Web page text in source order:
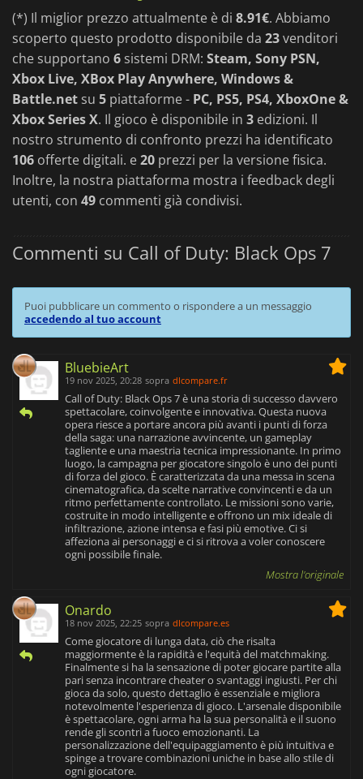
(*) Il miglior prezzo attualmente è di 8.91€. Abbiamo
scoperto questo prodotto disponibile da 23venditori
che supportano 6 sistemi DRM: Steam, Sony PSN,
Xbox Live, XBox Play Anywhere, Windows &
Battle.net su 5 piattaforme - PC, PS5, PS4, XboxOne &
Xbox Series X. Il gioco è disponibile in 3 edizioni. Il
nostro strumento di confronto prezzi ha identificato
106 offerte digitali. e20 prezzi per la versione fisica.
Inoltre, la nostra piattaforma mostra i feedback degli
utenti, con 49 commenti già condivisi.
Commenti su Call of Duty: Black Ops 7
Puoi pubblicare un commento o rispondere a un messaggio
accedendo al tuo account
BluebieArt
19 nov 2025, 20:28 sopra dlcompare.fr
Call of Duty: Black Ops 7 è una storia di successo davvero
spettacolare, coinvolgente e innovativa. Questa nuova
opera riesce a portare ancora più avanti i punti di forza
della saga: una narrazione avvincente, un gameplay
tagliente e una maestria tecnica impressionante. In primo
luogo, la campagna per giocatore singolo è uno dei punti
di forza del gioco. È caratterizzata da una messa in scena
cinematografica, da scelte narrative convincenti e da un
ritmo perfettamente controllato. Le missioni sono varie,
costruite in modo intelligente e offrono un mix ideale di
infiltrazione, azione intensa e fasi più emotive. Ci si
affeziona ai personaggi e ci si ritrova a voler conoscere
ogni possibile finale.
Mostra l'originale
Onardo
18 nov 2025, 22:25 sopra dlcompare.es
Come giocatore di lunga data, ciò che risalta
maggiormente è la rapidità e l'equità del matchmaking.
Finalmente si ha la sensazione di poter giocare partite alla
pari senza incontrare cheater o svantaggi ingiusti. Per chi
gioca da solo, questo dettaglio è essenziale e migliora
notevolmente l'esperienza di gioco. L'arsenale disponibile
è spettacolare, ogni arma ha la sua personalità e il suono
rende gli scontri a fuoco emozionanti. La
personalizzazione dell'equipaggiamento è più intuitiva e
spinge a trovare combinazioni uniche in base allo stile di
ogni giocatore.